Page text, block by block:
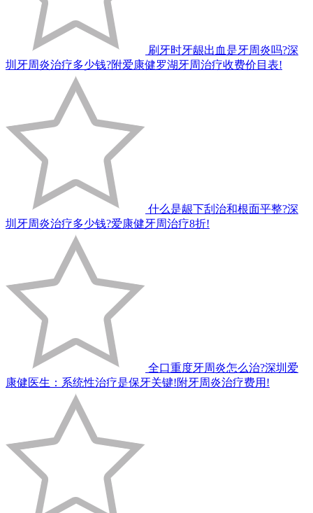
刷牙时牙龈出血是牙周炎吗?深
圳牙周炎治疗多少钱?附爱康健罗湖牙周治疗收费价目表!
什么是龈下刮治和根面平整?深
圳牙周炎治疗多少钱?爱康健牙周治疗8折!
全口重度牙周炎怎么治?深圳爱
康健医生：系统性治疗是保牙关键!附牙周炎治疗费用!